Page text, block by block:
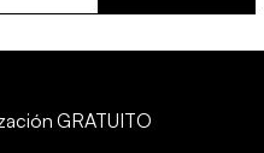
GRATUITO